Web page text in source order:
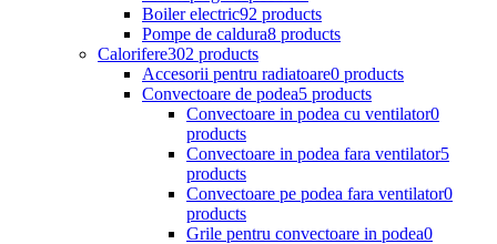
Boiler electric92 products
Pompe de caldura8 products
Calorifere302 products
Accesorii pentru radiatoare0 products
Convectoare de podea5 products
Convectoare in podea cu ventilator0
products
Convectoare in podea fara ventilator5
products
Convectoare pe podea fara ventilator0
products
Grile pentru convectoare in podea0